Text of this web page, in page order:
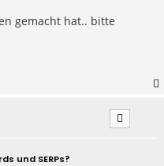
gemacht hat.. bitte
und SERPs?